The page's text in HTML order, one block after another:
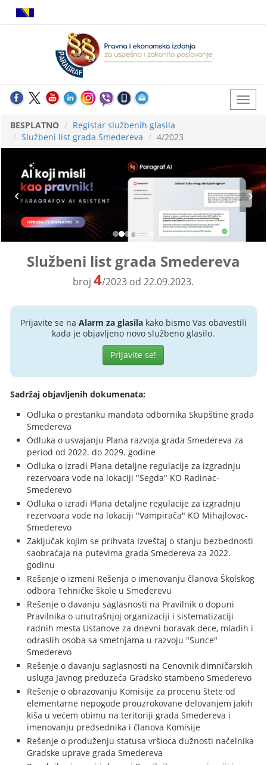
BESPLATNO
Registar službenih glasila
Službeni list grada Smedereva
4/2023
Službeni list grada Smedereva
broj4/2023 od 22.09.2023.
Prijavite se na Alarm za glasilakako bismo Vas obavestili
kada je objavljeno novo službeno glasilo.
Prijavite se!
Sadržaj objavljenih dokumenata:
Odluka o prestanku mandata odbornika Skupštine grada
Smedereva
Odluka o usvajanju Plana razvoja grada Smedereva za
period od 2022. do 2029. godine
Odluka o izradi Plana detaljne regulacije za izgradnju
rezervoara vode na lokaciji "Segda" KO Radinac-
Smederevo
Odluka o izradi Plana detaljne regulacije za izgradnju
rezervoara vode na lokaciji "Vampirača" KO Mihajlovac-
Smederevo
Zaključak kojim se prihvata Izveštaj o stanju bezbednosti
saobraćaja na putevima grada Smedereva za 2022.
godinu
Rešenje o izmeni Rešenja o imenovanju članova Školskog
odbora Tehničke škole u Smederevu
Rešenje o davanju saglasnosti na Pravilnik o dopuni
Pravilnika o unutrašnjoj organizaciji i sistematizaciji
radnih mesta Ustanove za dnevni boravak dece, mladih i
odraslih osoba sa smetnjama u razvoju "Sunce"
Smederevo
Rešenje o davanju saglasnosti na Cenovnik dimničarskih
usluga Javnog preduzeća Gradsko stambeno Smederevo
Rešenje o obrazovanju Komisije za procenu štete od
elementarne nepogode prouzrokovane delovanjem jakih
kiša u većem obimu na teritoriji grada Smedereva i
imenovanju predsednika i članova Komisije
Rešenje o produženju statusa vršioca dužnosti načelnika
Gradske uprave grada Smedereva